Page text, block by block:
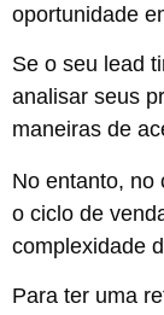
oportunidade
Se o seu lead
analisar seus
maneiras de
No entanto, no
o ciclo de
complexidade
Para ter uma